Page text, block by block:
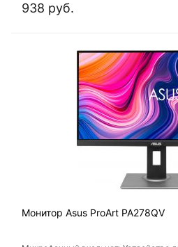
938 руб.
Монитор Asus ProArt PA278QV